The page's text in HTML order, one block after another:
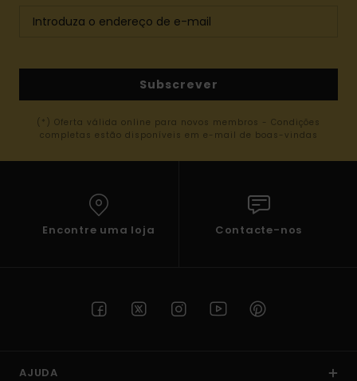
Subscrever
(*) Oferta válida online para novos membros - Condições
completas estão disponíveis em e-mail de boas-vindas
Encontre uma loja Contacte-nos
AJUDA